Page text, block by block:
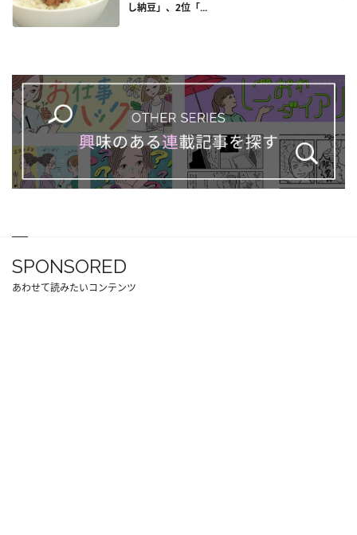
し納豆」、2位「...
SPONSORED
あわせて読みたいコンテンツ